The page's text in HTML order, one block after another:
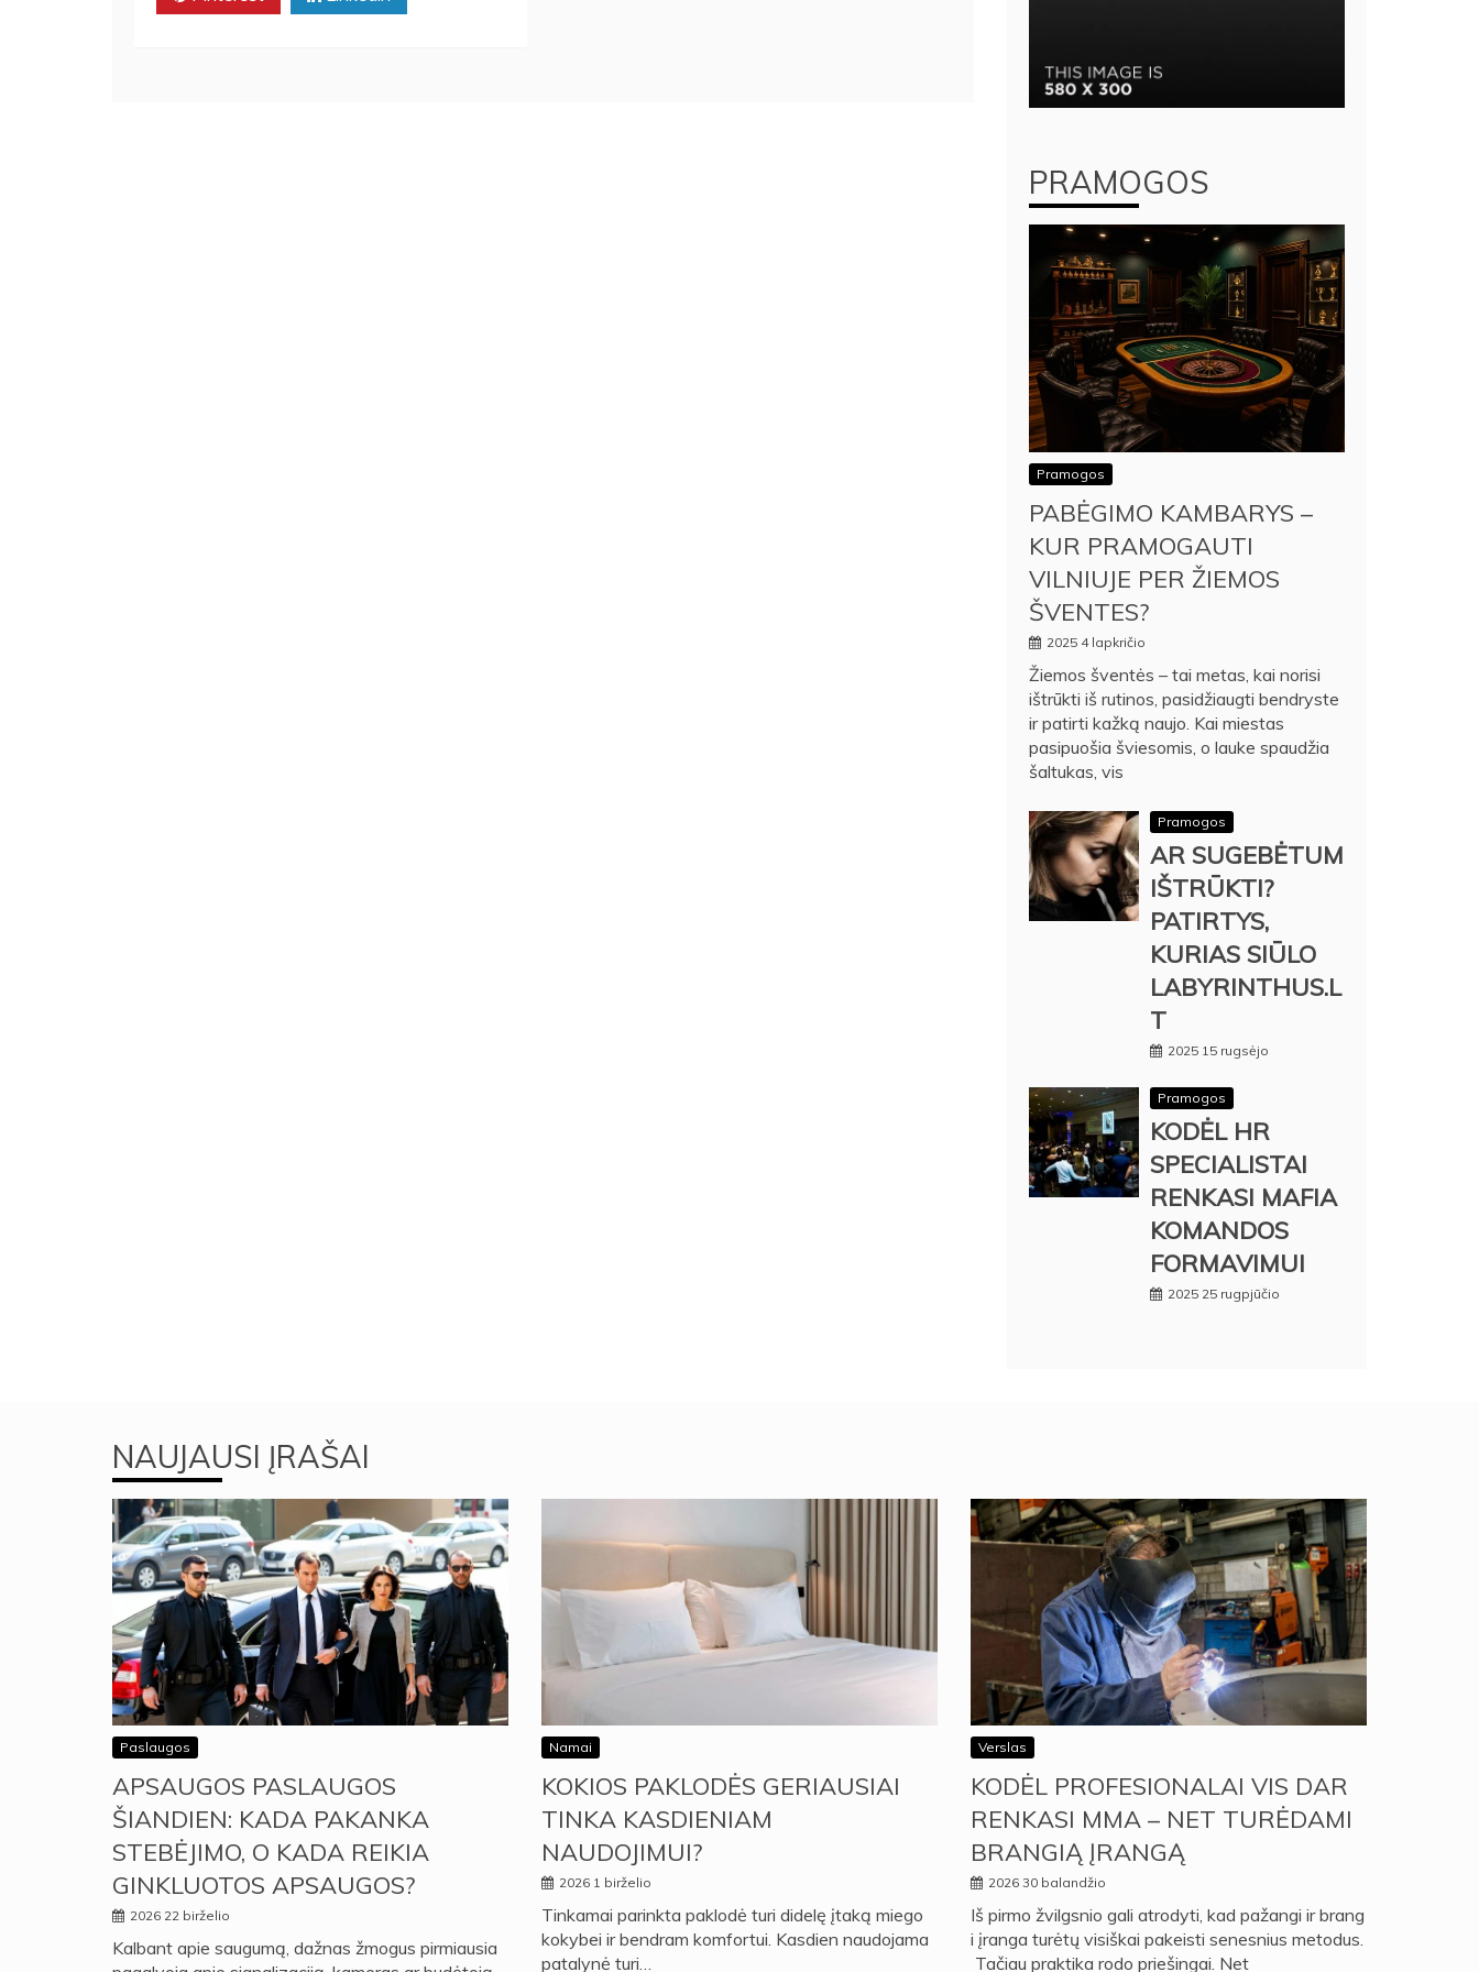
PRAMOGOS
Pramogos
PABĖGIMO KAMBARYS –
KUR PRAMOGAUTI
VILNIUJE PER ŽIEMOS
ŠVENTES?
2025 4 lapkričio
Žiemos šventės – tai metas, kai norisi
ištrūkti iš rutinos, pasidžiaugti bendryste
ir patirti kažką naujo. Kai miestas
pasipuošia šviesomis, o lauke spaudžia
šaltukas, vis
Pramogos
AR SUGEBĖTUM
IŠTRŪKTI?
PATIRTYS,
KURIAS SIŪLO
LABYRINTHUS.L
T
2025 15 rugsėjo
Pramogos
KODĖL HR
SPECIALISTAI
RENKASI MAFIA
KOMANDOS
FORMAVIMUI
2025 25 rugpjūčio
NAUJAUSI ĮRAŠAI
Paslaugos
APSAUGOS PASLAUGOS
ŠIANDIEN: KADA PAKANKA
STEBĖJIMO, O KADA REIKIA
GINKLUOTOS APSAUGOS?
2026 22 birželio
Kalbant apie saugumą, dažnas žmogus pirmiausia
Namai
KOKIOS PAKLODĖS GERIAUSIAI
TINKA KASDIENIAM
NAUDOJIMUI?
2026 1 birželio
Tinkamai parinkta paklodė turi didelę įtaką miego
kokybei ir bendram komfortui. Kasdien naudojama
patalynė turi…
Verslas
KODĖL PROFESIONALAI VIS DAR
RENKASI MMA – NET TURĖDAMI
BRANGIĄ ĮRANGĄ
2026 30 balandžio
Iš pirmo žvilgsnio gali atrodyti, kad pažangi ir brang
i įranga turėtų visiškai pakeisti senesnius metodus.
Tačiau praktika rodo priešingai. Net